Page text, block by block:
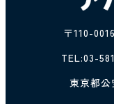
〒110-
TEL:03-
東京都